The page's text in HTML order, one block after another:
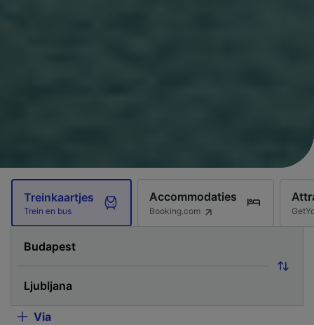
Treinkaartjes
Trein en bus
Accommodaties
Booking.com
Via